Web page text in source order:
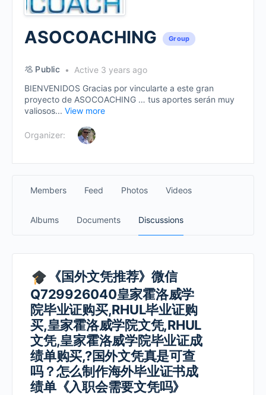
ASOCOACHING Group
Public
Active 3 years ago
BIENVENIDOS Gracias por vincularte a este gran
proyecto de ASOCOACHING … tus aportes serán muy
valiosos... View more
Organizer:
Members Feed Photos Videos
Albums Documents Discussions
《国外文凭推荐》微信
Q729926040皇家霍洛威学
院毕业证购买,RHUL毕业证购
买,皇家霍洛威学院文凭,RHUL
文凭,皇家霍洛威学院毕业证成
绩单购买,?国外文凭真是可查
吗？怎么制作海外毕业证书成
绩单《入职会需要文凭吗》